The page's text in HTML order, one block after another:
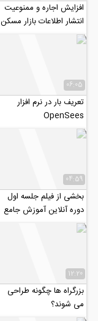
افزایش اجاره و ممنوعیت
انتشار اطلاعات بازار مسکن
06:05
تعریف بار در نرم افزار
OpenSees
04:59
بخشی از فیلم جلسه اول
دوره آنلاین آموزش جامع
طراحی سوله در SAP
12:20
بزرگراه ها چگونه طراحی
می شوند؟